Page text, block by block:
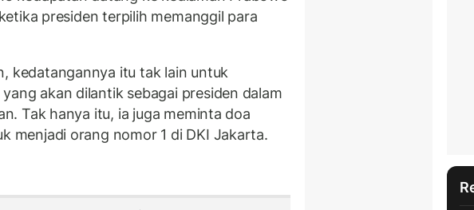
presiden terpilih memanggil para
kedatangannya itu tak lain untuk
akan dilantik sebagai presiden dalam
Tak hanya itu, ia juga meminta doa
menjadi orang nomor 1 di DKI Jakarta.